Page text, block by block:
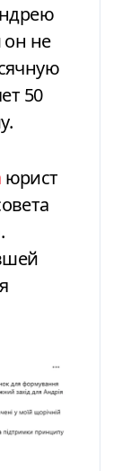
он не
50
юрист